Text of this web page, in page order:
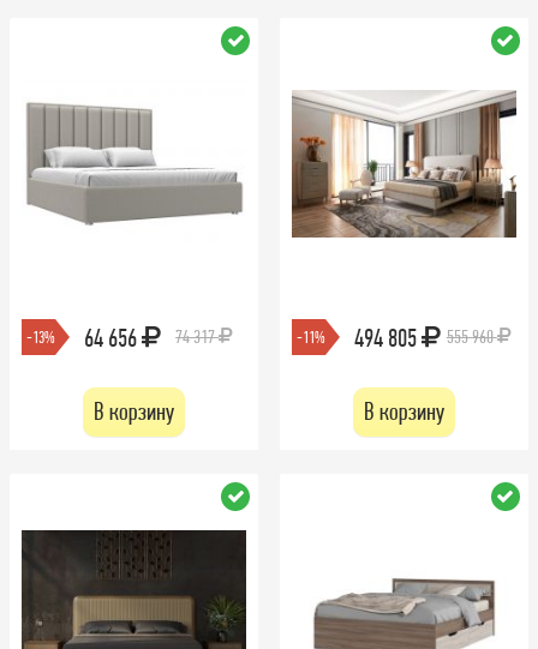
-13% 64 656 74 317
В корзину
-11% 494 805 555 960
В корзину